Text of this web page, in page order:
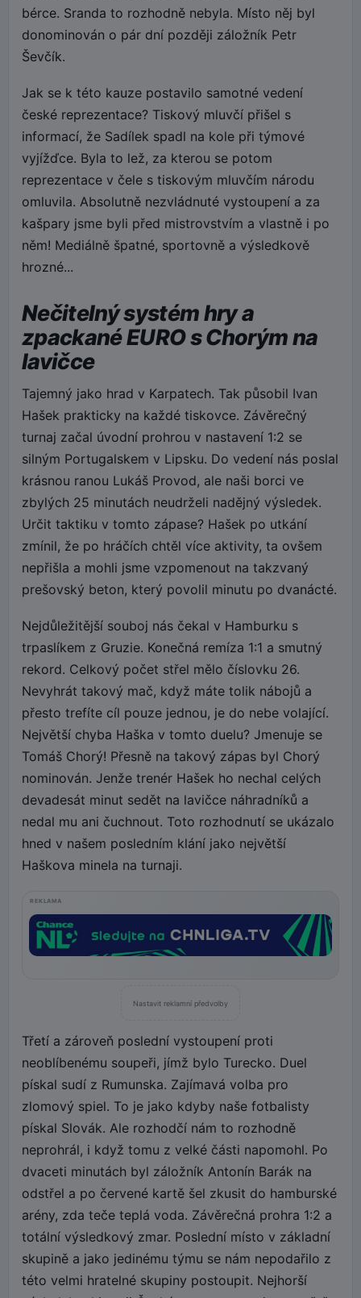
bérce. Sranda to rozhodně nebyla. Místo něj byl
donominován o pár dní později záložník Petr
Ševčík.
Jak se k této kauze postavilo samotné vedení
české reprezentace? Tiskový mluvčí přišel s
informací, že Sadílek spadl na kole při týmové
vyjížďce. Byla to lež, za kterou se potom
reprezentace v čele s tiskovým mluvčím národu
omluvila. Absolutně nezvládnuté vystoupení a za
kašpary jsme byli před mistrovstvím a vlastně i po
něm! Mediálně špatné, sportovně a výsledkově
hrozné...
Nečitelný systém hry a
zpackané EURO s Chorým na
lavičce
Tajemný jako hrad v Karpatech. Tak působil Ivan
Hašek prakticky na každé tiskovce. Závěrečný
turnaj začal úvodní prohrou v nastavení 1:2 se
silným Portugalskem v Lipsku. Do vedení nás poslal
krásnou ranou Lukáš Provod, ale naši borci ve
zbylých 25 minutách neudrželi nadějný výsledek.
Určit taktiku v tomto zápase? Hašek po utkání
zmínil, že po hráčích chtěl více aktivity, ta ovšem
nepřišla a mohli jsme vzpomenout na takzvaný
prešovský beton, který povolil minutu po dvanácté.
Nejdůležitější souboj nás čekal v Hamburku s
trpaslíkem z Gruzie. Konečná remíza 1:1 a smutný
rekord. Celkový počet střel mělo číslovku 26.
Nevyhrát takový mač, když máte tolik nábojů a
přesto trefíte cíl pouze jednou, je do nebe volající.
Největší chyba Haška v tomto duelu? Jmenuje se
Tomáš Chorý! Přesně na takový zápas byl Chorý
nominován. Jenže trenér Hašek ho nechal celých
devadesát minut sedět na lavičce náhradníků a
nedal mu ani čuchnout. Toto rozhodnutí se ukázalo
hned v našem posledním klání jako největší
Haškova minela na turnaji.
REKLAMA
Nastavit reklamní předvolby
Třetí a zároveň poslední vystoupení proti
neoblíbenému soupeři, jímž bylo Turecko. Duel
pískal sudí z Rumunska. Zajímavá volba pro
zlomový spiel. To je jako kdyby naše fotbalisty
pískal Slovák. Ale rozhodčí nám to rozhodně
neprohrál, i když tomu z velké části napomohl. Po
dvaceti minutách byl záložník Antonín Barák na
odstřel a po červené kartě šel zkusit do hamburské
arény, zda teče teplá voda. Závěrečná prohra 1:2 a
totální výsledkový zmar. Poslední místo v základní
skupině a jako jedinému týmu se nám nepodařilo z
této velmi hratelné skupiny postoupit. Nejhorší